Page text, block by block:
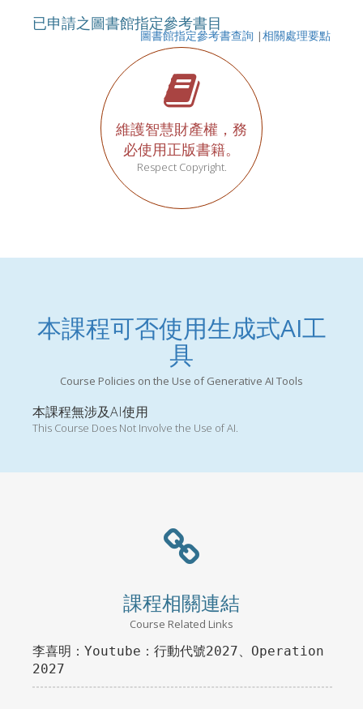
已申請之圖書館指定參考書目
圖書館指定參考書查詢 |相關處理要點
維護智慧財產權，務
必使用正版書籍。
Respect Copyright.
本課程可否使用生成式AI工
具
Course Policies on the Use of Generative AI Tools
本課程無涉及AI使用
This Course Does Not Involve the Use of AI.
課程相關連結
Course Related Links
李喜明：Youtube：行動代號2027、Operation
2027